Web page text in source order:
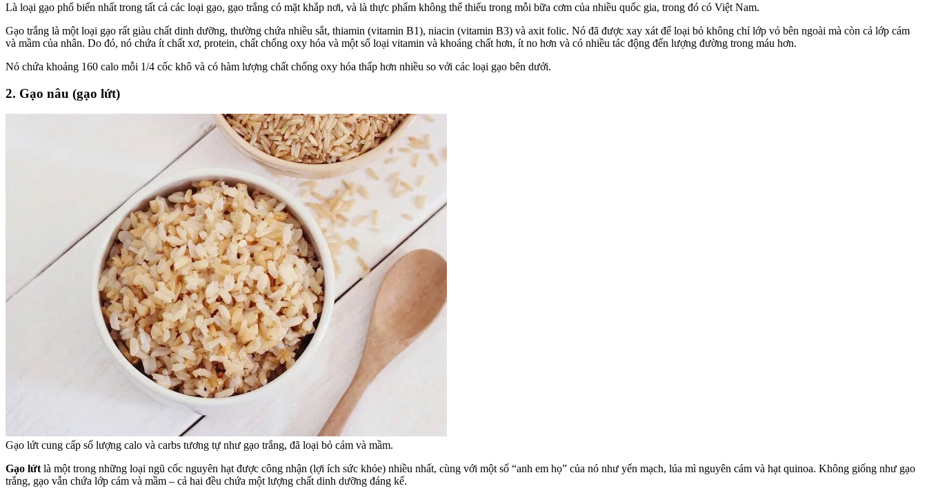
Là loại gạo phổ biến nhất trong tất cả các loại gạo, gạo trắng có mặt khắp nơi, và là thực phẩm không thể thiếu trong mỗi bữa cơm của nhiều quốc gia, trong đó có Việt Nam.
Gạo trắng là một loại gạo rất giàu chất dinh dưỡng, thường chứa nhiều sắt, thiamin (vitamin B1), niacin (vitamin B3) và axit folic. Nó đã được xay xát để loại bỏ không chỉ lớp vỏ bên ngoài mà còn cả lớp cám
và mầm của nhân. Do đó, nó chứa ít chất xơ, protein, chất chống oxy hóa và một số loại vitamin và khoáng chất hơn, ít no hơn và có nhiều tác động đến lượng đường trong máu hơn.
Nó chứa khoảng 160 calo mỗi 1/4 cốc khô và có hàm lượng chất chống oxy hóa thấp hơn nhiều so với các loại gạo bên dưới.
2. Gạo nâu (gạo lứt)
Gạo lứt cung cấp số lượng calo và carbs tương tự như gạo trắng, đã loại bỏ cám và mầm.
Gạo lứt là một trong những loại ngũ cốc nguyên hạt được công nhận (lợi ích sức khỏe) nhiều nhất, cùng với một số “anh em họ” của nó như yến mạch, lúa mì nguyên cám và hạt quinoa. Không giống như gạo
trắng, gạo vẫn chứa lớp cám và mầm – cả hai đều chứa một lượng chất dinh dưỡng đáng kể.